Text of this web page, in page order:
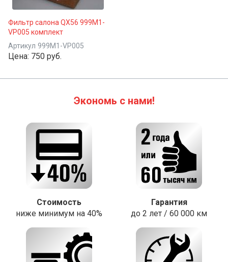
Фильтр салона QX56 999M1-
VP005 комплект
Артикул 999M1-VP005
Цена: 750 руб.
Экономь с нами!
Стоимость
ниже минимум на 40%
Гарантия
до 2 лет / 60 000 км